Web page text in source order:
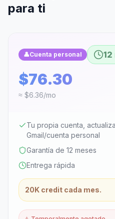
para ti
👤Cuenta personal 12
$76.30
≈ $6.36/mo
Tu propia cuenta,
Gmail/cuenta personal
Garantía de 12 meses
Entrega rápida
20K credit cada mes.